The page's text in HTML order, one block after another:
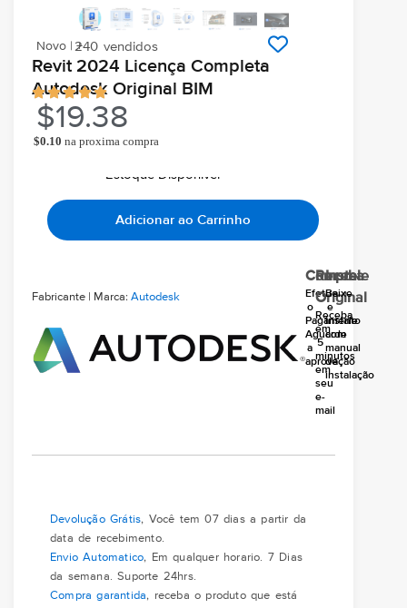
Novo | +240 vendidos
Revit 2024 Licença Completa
Autodesk Original BIM
$19.38
Chegará grátis hoje
Ao comprar você ganha
Estoque Disponivel
Devolução Grátis, Você tem 07 dias a partir da
data de recebimento.
Envio Automatico, Em qualquer horario. 7 Dias
da semana. Suporte 24hrs.
Compra garantida, receba o produto que está
$0.10 na proxima compra
Adicionar ao Carrinho
Fabricante | Marca: Autodesk
Compre
Efetue
o
Pagamento
Aguarde
a
aprovação
Receba
Original
Receba
em
5
minutos
em
seu
e-
mail
Instale
Baixe
e
instale
com
manual
de
instalação